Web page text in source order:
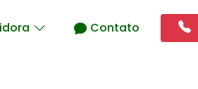
Contato